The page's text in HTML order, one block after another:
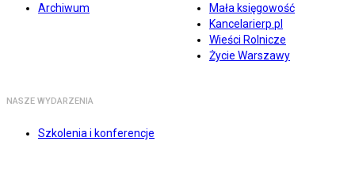
Archiwum
Mała księgowość
Kancelarierp.pl
Wieści Rolnicze
Życie Warszawy
NASZE WYDARZENIA
Szkolenia i konferencje